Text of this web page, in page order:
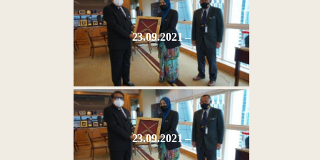
23.09.2021 –
23.09.2021 –